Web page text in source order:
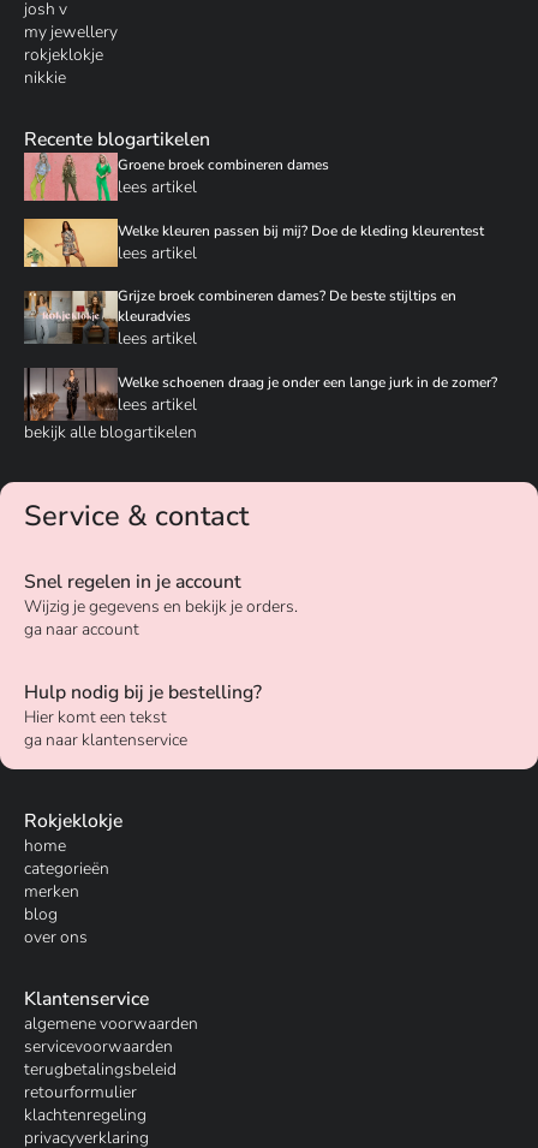
josh v
my jewellery
rokjeklokje
nikkie
Recente blogartikelen
Groene broek combineren dames
lees artikel
Welke kleuren passen bij mij? Doe de kleding kleurentest
lees artikel
Grijze broek combineren dames? De beste stijltips en
kleuradvies
lees artikel
Welke schoenen draag je onder een lange jurk in de zomer?
lees artikel
bekijk alle blogartikelen
Service & contact
Snel regelen in je account
Wijzig je gegevens en bekijk je orders.
ga naar account
Hulp nodig bij je bestelling?
Hier komt een tekst
ga naar klantenservice
Rokjeklokje
home
categorieën
merken
blog
over ons
Klantenservice
algemene voorwaarden
servicevoorwaarden
terugbetalingsbeleid
retourformulier
klachtenregeling
privacyverklaring